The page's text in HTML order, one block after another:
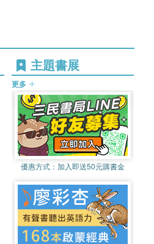
主題書展
更多
優惠方式： 加入即送50元購書金